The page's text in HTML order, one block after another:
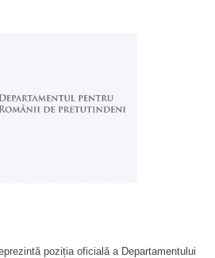
poziția oficială a Departamentului